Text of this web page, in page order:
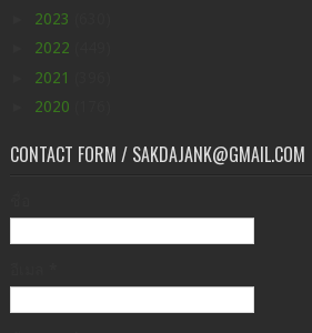
2023
2022
2021
2020
CONTACT FORM / SAKDAJANK@GMAIL.COM